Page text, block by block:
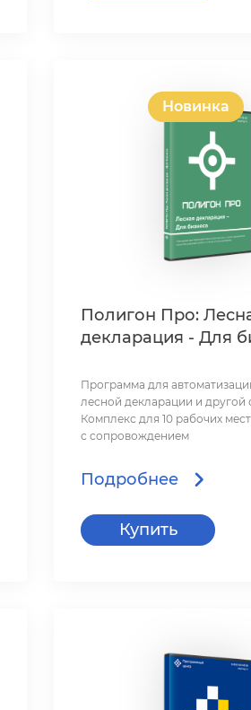
Новинка
Полигон Про:
декларация - Для
Программа для
лесной декларации и другой
Комплекс для 10 рабочих мест
с сопровождением
Подробнее
Купить